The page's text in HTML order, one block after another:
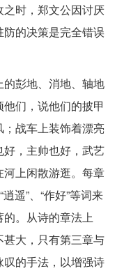
时，郑文公因讨厌
的决策是完全错误
彭地、消地、轴地
们，说他们的披甲
战车上装饰着漂亮
，主帅也好，武艺
上闲散游逛。每章
遥”、“作好”等词来
。从诗的章法上
大，只有第三章与
的手法，以增强诗